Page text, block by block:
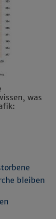
was
bleiben